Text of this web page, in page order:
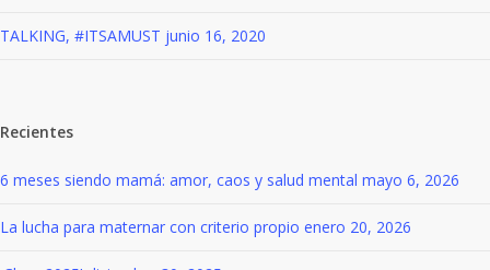
TALKING, #ITSAMUST junio 16, 2020
Recientes
6 meses siendo mamá: amor, caos y salud mental mayo 6, 2026
La lucha para maternar con criterio propio enero 20, 2026